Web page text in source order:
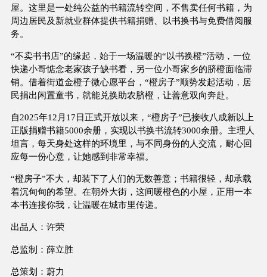
屋。这里是一处纯公益的书籍流转空间，不售卖任何书籍，为
周边居民及新就业群体提供书籍捐赠、以书换书与免费借阅服
务。
“不卖书书店”的缘起，始于一场温暖的“以书换橙”活动，一位
快递小哥惦念老家孩子缺书看，另一位小哥家乡的脐橙面临滞
销。借着街道金橙子微心愿平台，“橙房子”顺势发起活动，居
民捐出闲置童书，就能兑换助农脐橙，让善意双向奔赴。
自2025年12月17日正式开放以来，“橙房子”已接收八成新以上
正版捐赠书籍5000余册，实现以书换书流转3000余册。主理人
坦言，每天身处这样的环境里，与不同身份的人交流，耐心回
应每一份心意，让她感到非常幸福。
“橙房子”不大，却装下了人们的无数善意；书籍很轻，却承载
着沉甸甸的希望。在朝外大街，这间暖橙色的小屋，正用一本
本书连接你我，让温暖在城市里传递。
出品人：许荣
总监制：薛立胜
总策划：蔚力